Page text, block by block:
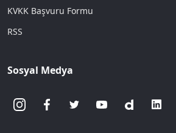
KVKK Başvuru Formu
RSS
Sosyal Medya